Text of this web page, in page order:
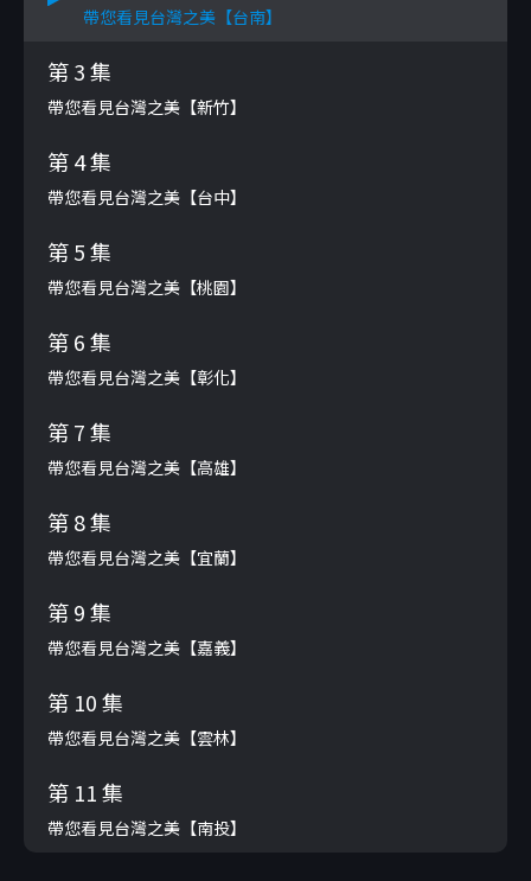
帶您看見台灣之美【台南】
第 3 集
帶您看見台灣之美【新竹】
第 4 集
帶您看見台灣之美【台中】
第 5 集
帶您看見台灣之美【桃園】
第 6 集
帶您看見台灣之美【彰化】
第 7 集
帶您看見台灣之美【高雄】
第 8 集
帶您看見台灣之美【宜蘭】
第 9 集
帶您看見台灣之美【嘉義】
第 10 集
帶您看見台灣之美【雲林】
第 11 集
帶您看見台灣之美【南投】